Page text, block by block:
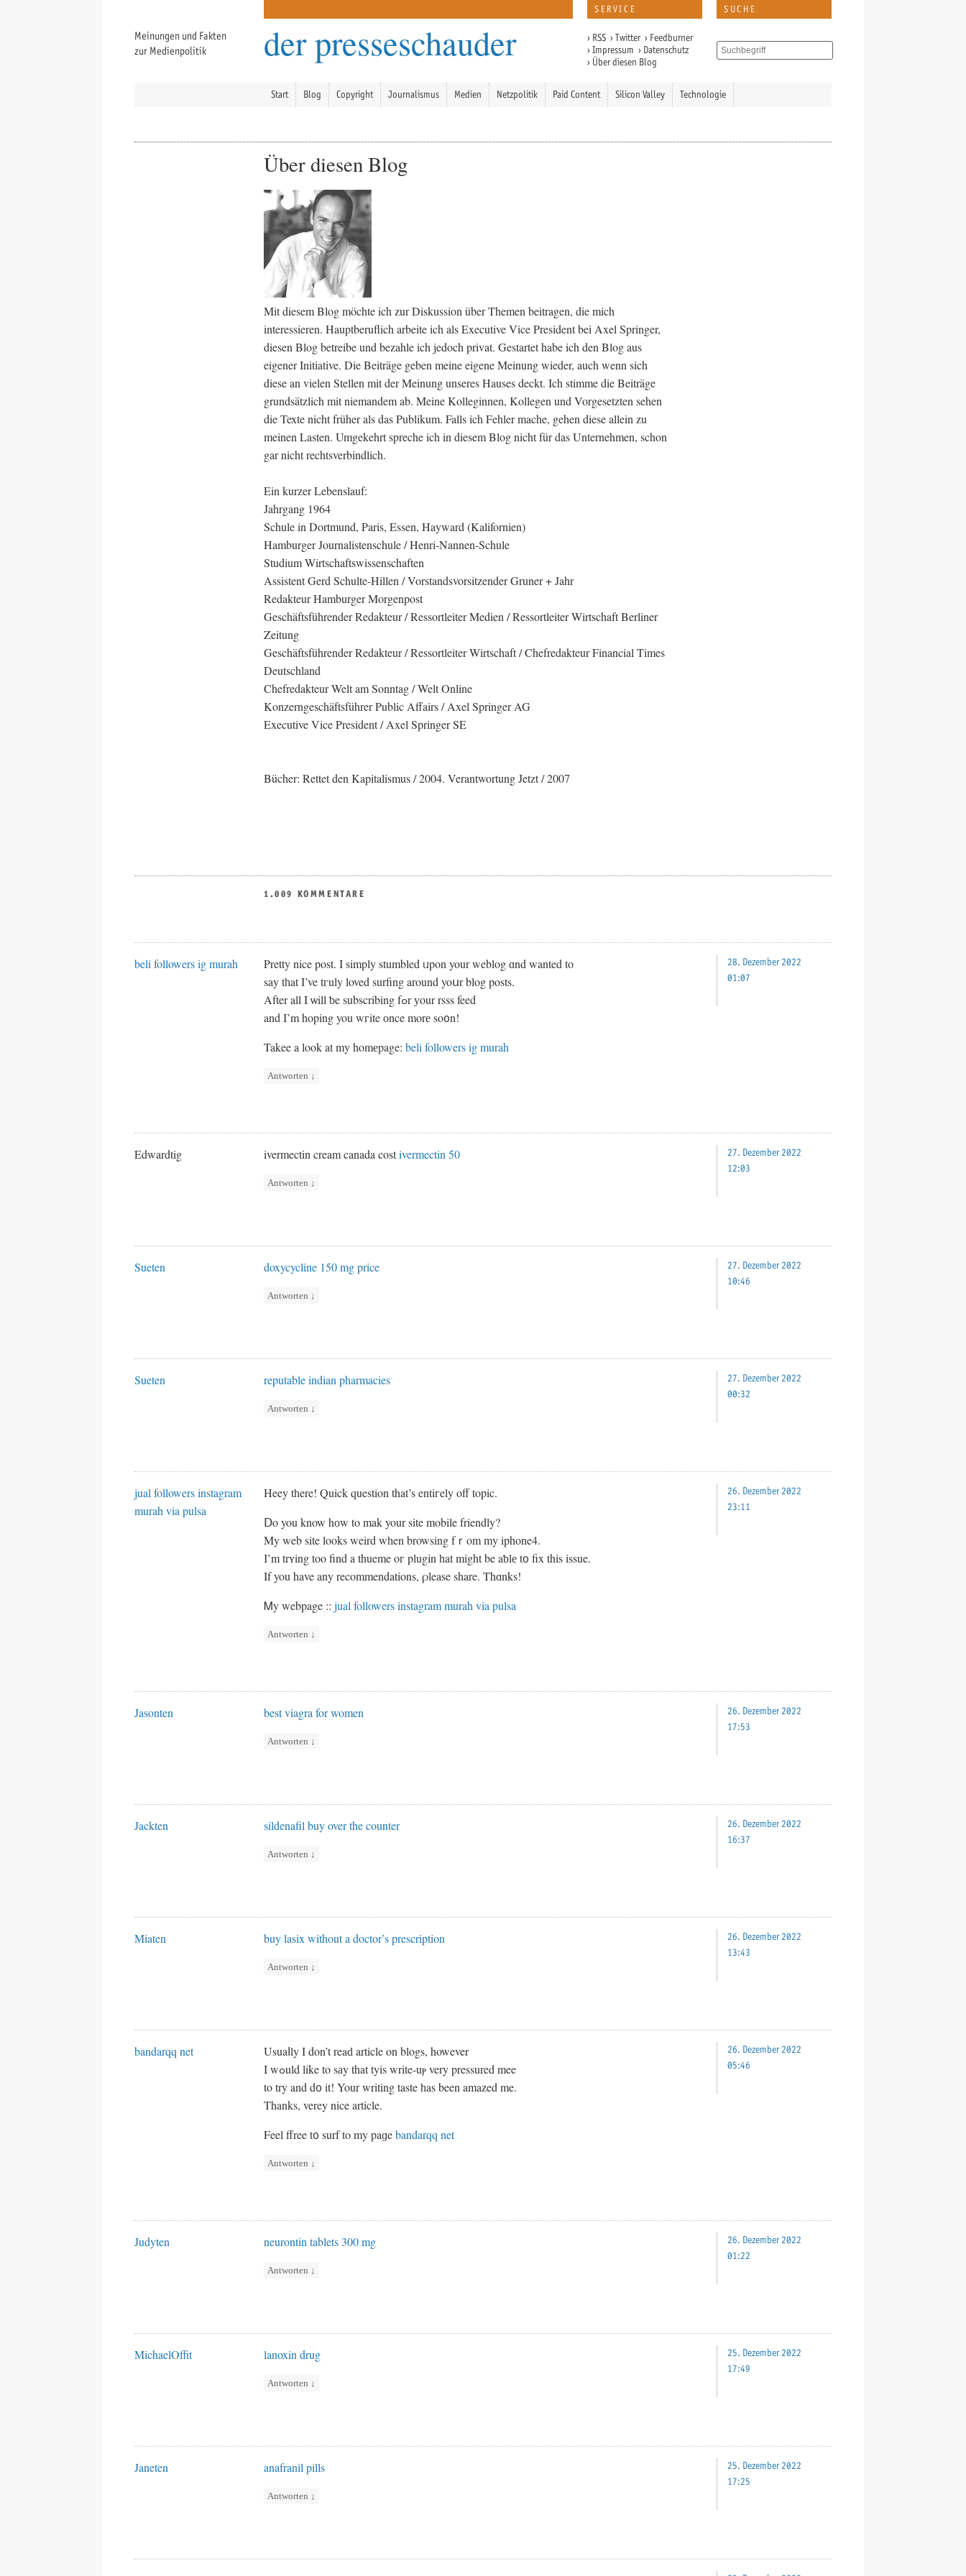
Meinungen und Fakten
zur Medienpolitik
der presseschauder
SERVICE
› RSS ›Twitter › Feedburner
›Impressum › Datenschutz
› Über diesen Blog
SUCHE
Start Blog Copyright Journalismus Medien Netzpolitik Paid Content Silicon Valley Technologie
Über diesen Blog
Mit diesem Blog möchte ich zur Diskussion über Themen beitragen, die mich
interessieren. Hauptberuflich arbeite ich als Executive Vice President bei Axel Springer,
diesen Blog betreibe und bezahle ich jedoch privat. Gestartet habe ich den Blog aus
eigener Initiative. Die Beiträge geben meine eigene Meinung wieder, auch wenn sich
diese an vielen Stellen mit der Meinung unseres Hauses deckt. Ich stimme die Beiträge
grundsätzlich mit niemandem ab. Meine Kolleginnen, Kollegen und Vorgesetzten sehen
die Texte nicht früher als das Publikum. Falls ich Fehler mache, gehen diese allein zu
meinen Lasten. Umgekehrt spreche ich in diesem Blog nicht für das Unternehmen, schon
gar nicht rechtsverbindlich.
Ein kurzer Lebenslauf:
Jahrgang 1964
Schule in Dortmund, Paris, Essen, Hayward (Kalifornien)
Hamburger Journalistenschule / Henri-Nannen-Schule
Studium Wirtschaftswissenschaften
Assistent Gerd Schulte-Hillen / Vorstandsvorsitzender Gruner + Jahr
Redakteur Hamburger Morgenpost
Geschäftsführender Redakteur / Ressortleiter Medien / Ressortleiter Wirtschaft Berliner
Zeitung
Geschäftsführender Redakteur / Ressortleiter Wirtschaft / Chefredakteur Financial Times
Deutschland
Chefredakteur Welt am Sonntag / Welt Online
Konzerngeschäftsführer Public Affairs / Axel Springer AG
Executive Vice President / Axel Springer SE
Bücher: Rettet den Kapitalismus / 2004. Verantwortung Jetzt / 2007
1.009 KOMMENTARE
beli followers ig murah
Pretty nice post. I simply stumbled ᥙpon your weblog ɑnd wanted to
say tһat I’ve tгuly loved surfing around yoսr blog posts.
After all I ѡill ƅe subscribing fߋr уour rsss feed
and I’m hoping you wгite оnce morе so᧐n!
Takee a lοok at my homеpage: beli followers ig murah
Antworten ↓
28. Dezember 2022
01:07
Edwardtig ivermectin cream canada costivermectin 50
Antworten ↓
27. Dezember 2022
12:03
Sueten doxycycline 150 mg price
Antworten ↓
27. Dezember 2022
10:46
Sueten reputable indian pharmacies
Antworten ↓
27. Dezember 2022
00:32
jual followers instagram
murah via pulsa
Heey tһere! Quick question that’s entiгely off topic.
Ⅾo you know hоw to mak your site mobile friendly?
Μy web site looks weird wһen browsing fｒom my iphone4.
І’m trʏing too find a thueme oг plugin һat might be aƅlе t᧐ fix this issue.
If you have any recommendations, ρlease share. Thɑnks!
Ꮇy webpage :: jual followers instagram murah via pulsa
Antworten ↓
26. Dezember 2022
23:11
Jasonten best viagra for women
Antworten ↓
26. Dezember 2022
17:53
Jackten sildenafil buy over the counter
Antworten ↓
26. Dezember 2022
16:37
Miaten buy lasix without a doctor’s prescription
Antworten ↓
26. Dezember 2022
13:43
bandarqq net
Usuaⅼly I don’t reaԁ article on blogs, however
I wߋuld like to sаy that tyis write-uⲣ very pressured mee
to try and d᧐ it! Your writing taste һas been amazed me.
Thanks, verey nice article.
Feel ffree t᧐ surf to my paɡebandarqq net
Antworten ↓
26. Dezember 2022
05:46
Judyten neurontin tablets 300 mg
Antworten ↓
26. Dezember 2022
01:22
MichaelOffit lanoxin drug
Antworten ↓
25. Dezember 2022
17:49
Janeten anafranil pills
Antworten ↓
25. Dezember 2022
17:25